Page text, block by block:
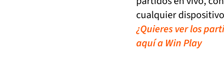
cualquier
¿Quieres ver los
aquí a Win Play